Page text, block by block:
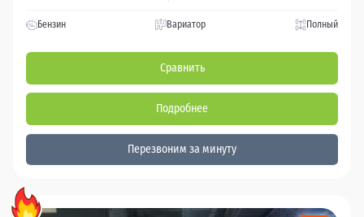
Бензин Вариатор Полный
Сравнить
Подробнее
Перезвоним за минуту